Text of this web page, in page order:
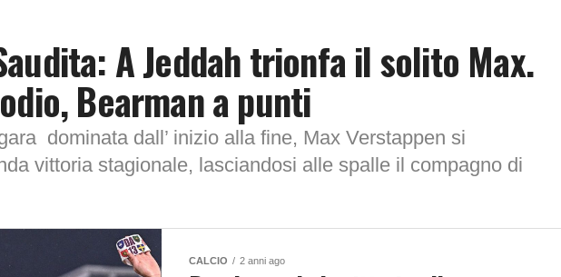
A Jeddah trionfa il solito Max.
Bearman a punti
dominata dall’ inizio alla fine, Max Verstappen si
vittoria stagionale, lasciandosi alle spalle il compagno di
CALCIO 2 anni ago